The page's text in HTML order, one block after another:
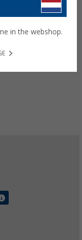
in the webshop.